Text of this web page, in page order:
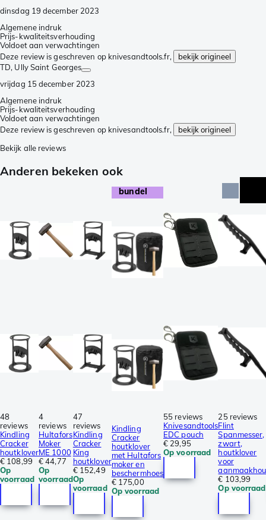
dinsdag 19 december 2023
Algemene indruk
Prijs-kwaliteitsverhouding
Voldoet aan verwachtingen
Deze review is geschreven op knivesandtools.fr,
bekijk origineel
TD, Ully Saint Georges
vrijdag 15 december 2023
Algemene indruk
Prijs-kwaliteitsverhouding
Voldoet aan verwachtingen
Deze review is geschreven op knivesandtools.fr,
bekijk origineel
Bekijk alle reviews
Anderen bekeken ook
48
reviews
Kindling
Cracker
houtklover
€ 108,99
Op
voorraad
4
reviews
Hultafors
Moker
ME 1000
€ 44,77
Op
voorraad
47
reviews
Kindling
Cracker
King
houtklover
€ 152,49
Op
voorraad
bundel
Kindling
Cracker
houtklover
met Hultafors
moker en
beschermhoes
€ 175,00
Op voorraad
55 reviews
Knivesandtools
EDC pouch
€ 29,95
Op voorraad
25 reviews
Flint
Spanmesser,
zwart,
houtklover
voor
€ 103,99
Op voorraad